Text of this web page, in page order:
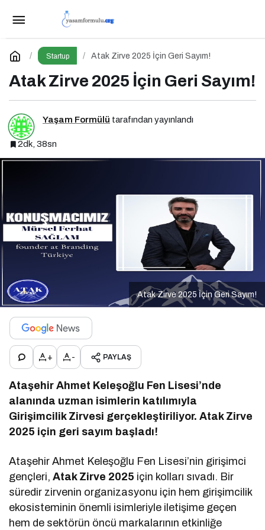
Startup Atak Zirve 2025 İçin Geri Sayım!
Atak Zirve 2025 İçin Geri Sayım!
Yaşam Formülü tarafından yayınlandı
2dk, 38sn
Atak Zirve 2025 İçin Geri Sayım!
+ - PAYLAŞ
Ataşehir Ahmet Keleşoğlu Fen Lisesi’nde
alanında uzman isimlerin katılımıyla
Girişimcilik Zirvesi gerçekleştiriliyor. Atak Zirve
2025 için geri sayım başladı!
Ataşehir Ahmet Keleşoğlu Fen Lisesi’nin girişimci
gençleri,Atak Zirve 2025 için kolları sıvadı. Bir
süredir zirvenin organizasyonu için hem girişimcilik
ekosisteminin önemli isimleriyle iletişime geçen
hem de sektörün öncü markalarının etkinliğe
Enformasyon Ekosisteminde Dezenformasyon
ve Çözüm Arayışları
Yorum Yap